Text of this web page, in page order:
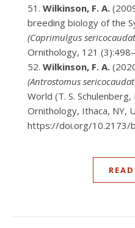
Wilkinson, F. A.
breeding biology of the
(Caprimulgus
Ornithology, 121
Wilkinson, F. A.
(Antrostomus
World (T. S.
Ornithology, Ithaca, NY,
https://doi.org/10.2173/